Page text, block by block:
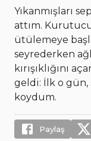
Yıkanmışları
attım.
ütülemeye
seyrederken
kırışıklığını
geldi: İlk o
koydum.
Paylaş